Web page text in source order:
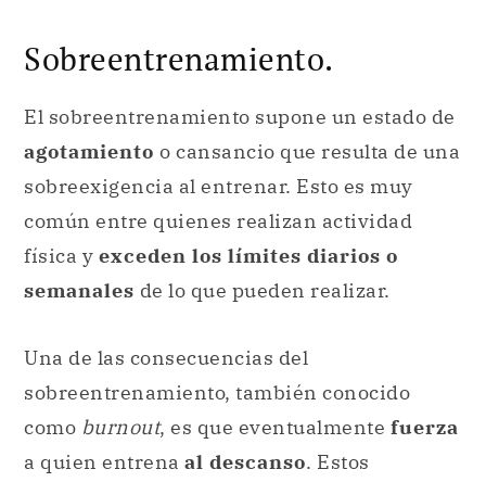
Sobreentrenamiento.
El sobreentrenamiento supone un estado de
agotamiento o cansancio que resulta de una
sobreexigencia al entrenar. Esto es muy
común entre quienes realizan actividad
física y exceden los límites diarios o
semanales de lo que pueden realizar.
Una de las consecuencias del
sobreentrenamiento, también conocido
como burnout, es que eventualmente fuerza
a quien entrena al descanso. Estos